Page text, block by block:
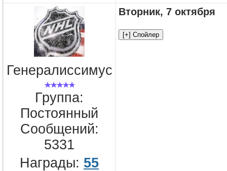
Генералиссимус
Группа:
Постоянный
Сообщений:
5331
Награды: 55
Вторник, 7 октября